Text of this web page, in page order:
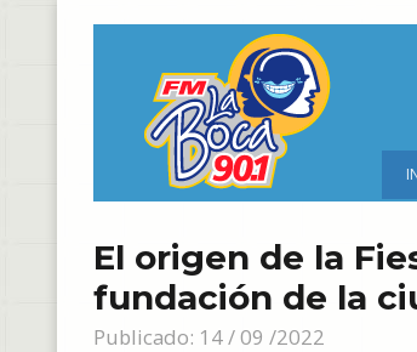
El origen de la
fundación de la
Publicado: 14 / 09 /2022